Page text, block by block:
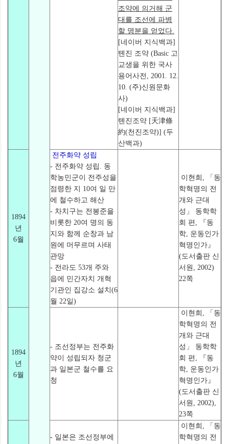
조약에 의거해 군
대를 조선에 파병
할 명분을 얻었다.
[네이버 지식백과]
톈진 조약 (Basic 고
교생을 위한 국사
용어사전, 2001. 12.
10. (주)신원문화
사)
[네이버 지식백과]
톈진조약 [天津條
約(천진조약)] (두
산백과)
1894
년
6월
전주화약 성립
- 전주화약 성립. 동
학농민군이 전주성을
점령한 지 10여 일 만
에 철수하고 해산
- 차치구는 전봉준을
비롯한 20여 명의 동
지와 함께 순창과 남
원에 머무르며 사태
관망
- 전라도 53개 주와
읍에 민간자치 개혁
기관인 집강소 설치(6
월 22일)
이현희, 「동
학혁명의 전
개와 근대
성」 동학학
회 편, 『동
학, 운동인가
혁명인가』
(도서출판 신
서원, 2002)
22쪽
1894
년
6월
- 조선정부는 전주화
약이 성립되자 청군
과 일본군 철수를 요
청
이현희, 「동
학혁명의 전
개와 근대
성」 동학학
회 편, 『동
학, 운동인가
혁명인가』
(도서출판 신
서원, 2002),
23쪽
- 일본은 조선정부에
이현희, 「동
학혁명의 전